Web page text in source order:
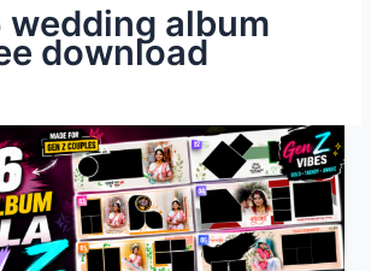
wedding album
download